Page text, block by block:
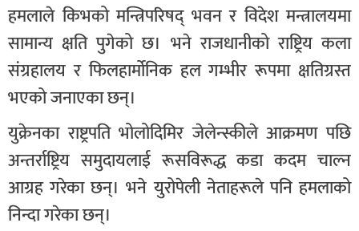
हमलाले किभको मन्त्रिपरिषद् भवन र विदेश मन्त्रालयमा
सामान्य क्षति पुगेको छ। भने राजधानीको राष्ट्रिय कला
संग्रहालय र फिलहार्मोनिक हल गम्भीर रूपमा क्षतिग्रस्त
भएको जनाएका छन्।
युक्रेनका राष्ट्रपति भोलोदिमिर जेलेन्स्कीले आक्रमण पछि
अन्तर्राष्ट्रिय समुदायलाई रूसविरूद्ध कडा कदम चाल्न
आग्रह गरेका छन्। भने युरोपेली नेताहरूले पनि हमलाको
निन्दा गरेका छन्।